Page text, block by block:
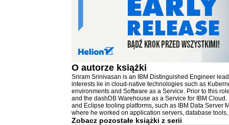
O autorze książki
Sriram Srinivasan is an IBM Distinguished Engineer
interests lie in cloud-native technologies such as
environments and Software as a Service. Prior to this
and the dashDB Warehouse as a Service for IBM
and Eclipse tooling platforms, such as IBM Data Server
where he worked on application servers, database
Zobacz pozostałe książki z serii